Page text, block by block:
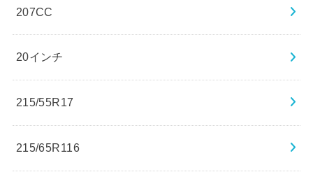
207CC
20インチ
215/55R17
215/65R116